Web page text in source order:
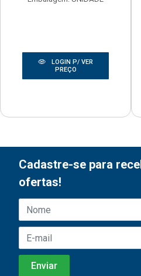
LOGIN P/ VER
PREÇO
Cadastre-se para
ofertas!